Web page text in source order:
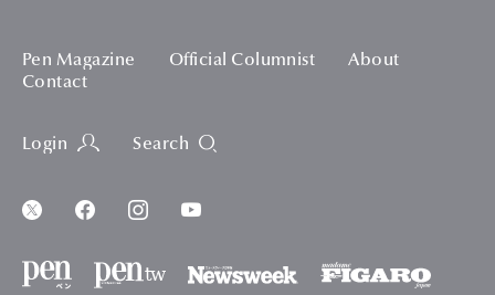
Pen Magazine Official Columnist
About
Contact
Login Search